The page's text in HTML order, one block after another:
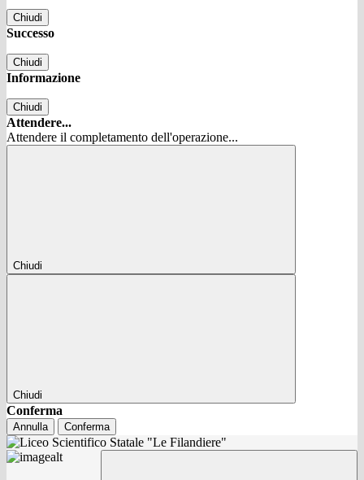
Chiudi
Successo
Chiudi
Informazione
Chiudi
Attendere...
Attendere il completamento dell'operazione...
Chiudi
Chiudi
Conferma
Annulla Conferma